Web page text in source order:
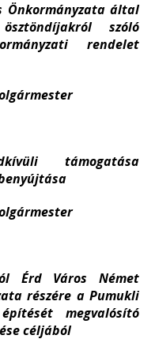
Önkormányzata által
szóló
rendelet
támogatása
Érd Város Német
részére a Pumukli
megvalósító
céljából